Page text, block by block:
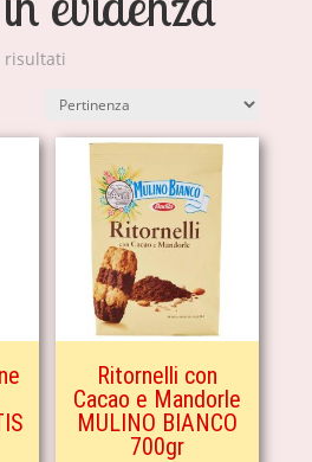
risultati
Ritornelli con
Cacao e Mandorle
MULINO BIANCO
700gr